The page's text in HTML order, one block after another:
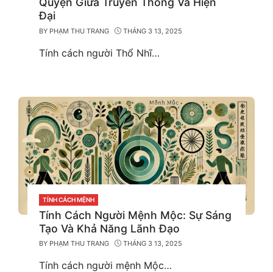
Đại
BY PHẠM THU TRANG THÁNG 3 13, 2025
Tính cách người Thổ Nhĩ…
CATEGORIES
TÍNH CÁCH MỆNH
Tính Cách Người Mệnh Mộc: Sự Sáng
Tạo Và Khả Năng Lãnh Đạo
BY PHẠM THU TRANG THÁNG 3 13, 2025
Tính cách người mệnh Mộc…